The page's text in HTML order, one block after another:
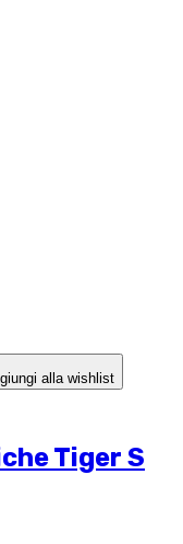
alla wishlist
Tiger S